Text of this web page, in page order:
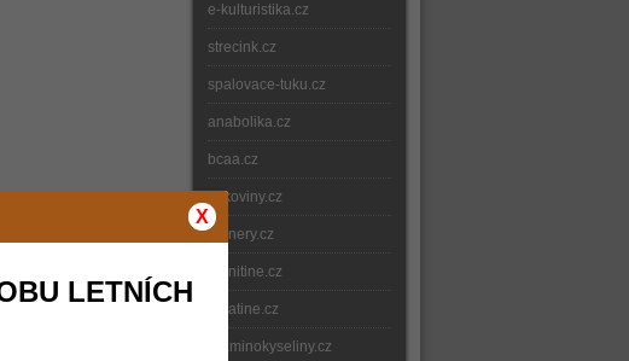
e-kulturistika.cz
strecink.cz
spalovace-tuku.cz
anabolika.cz
bcaa.cz
bilkoviny.cz
gainery.cz
carnitine.cz
creatine.cz
e-aminokyseliny.cz
X
LETNÍCH